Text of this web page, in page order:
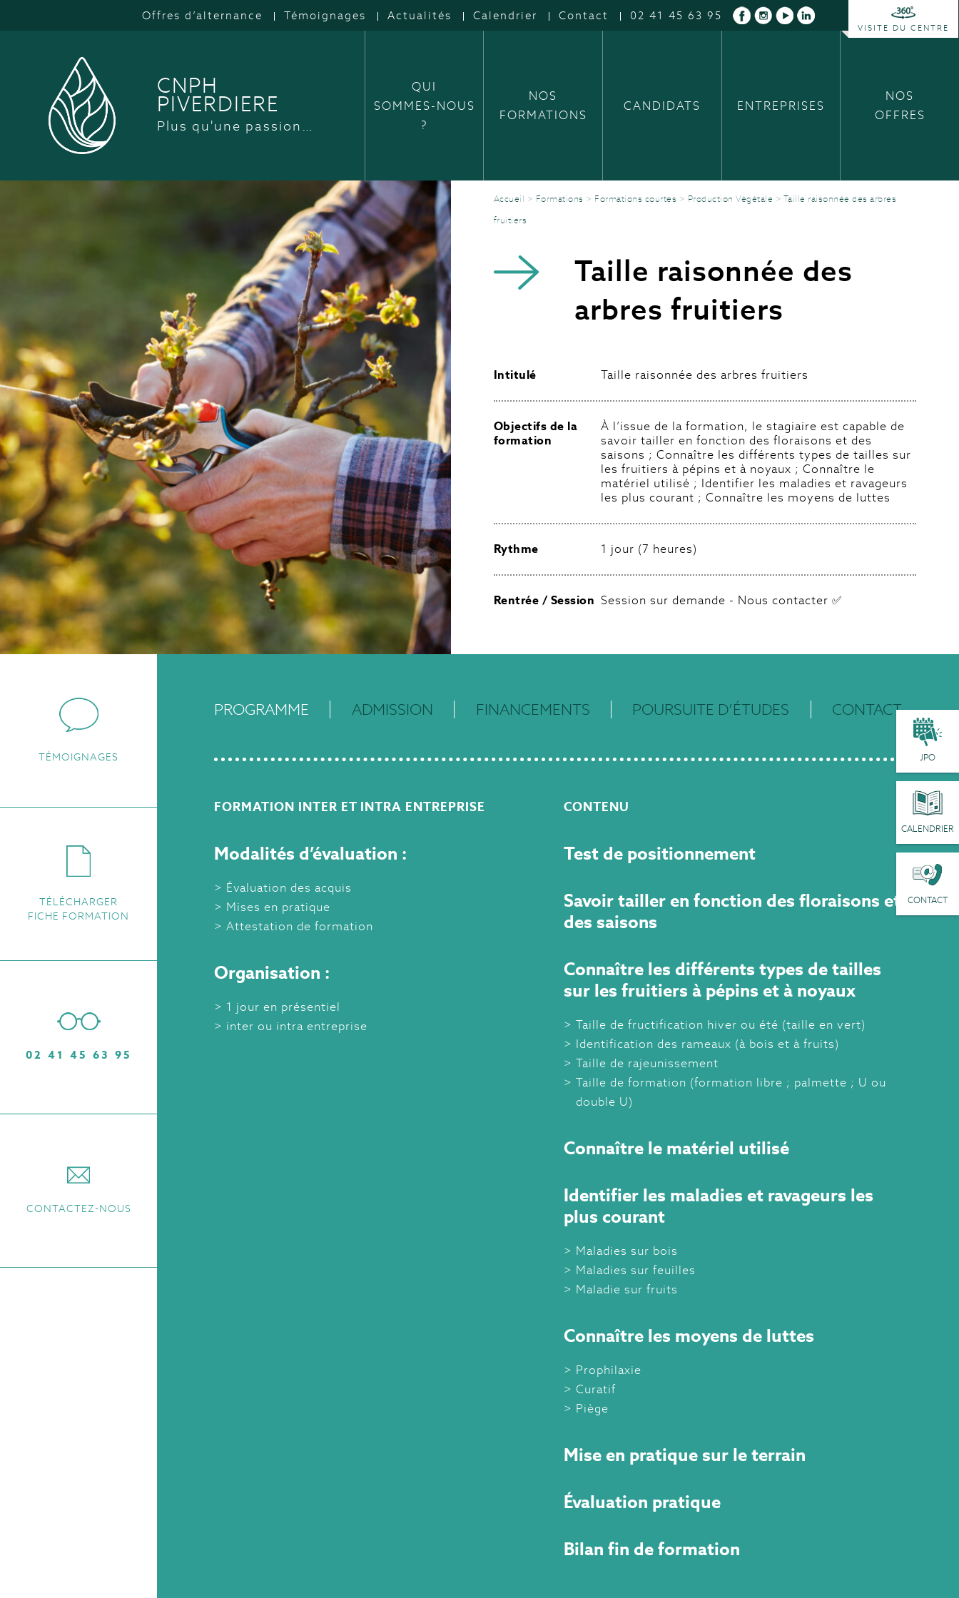
Offres d’alternance Témoignages Actualités Calendrier Contact 02 41 45 63 95
VISITE DU CENTRE
CNPH
PIVERDIERE
Plus qu'une passion…
QUI
SOMMES-NOUS
?
NOS
FORMATIONS
CANDIDATS ENTREPRISES
NOS
OFFRES
JPO
CALENDRIER
CONTACT
Accueil > Formations > Formations courtes > Production Végétale > Taille raisonnée des arbres
fruitiers
Taille raisonnée des
arbres fruitiers
Intitulé Taille raisonnée des arbres fruitiers
Objectifs de la
formation
À l’issue de la formation, le stagiaire est capable de
savoir tailler en fonction des floraisons et des
saisons ; Connaître les différents types de tailles sur
les fruitiers à pépins et à noyaux ; Connaître le
matériel utilisé ; Identifier les maladies et ravageurs
les plus courant ; Connaître les moyens de luttes
Rythme 1 jour (7 heures)
Rentrée / Session Session sur demande - Nous contacter ✅
TÉMOIGNAGES
TÉLÉCHARGER
FICHE FORMATION
02 41 45 63 95
CONTACTEZ-NOUS
PROGRAMME ADMISSION FINANCEMENTS POURSUITE D’ÉTUDES CONTACT
FORMATION INTER ET INTRA ENTREPRISE
Modalités d’évaluation :
Évaluation des acquis
Mises en pratique
Attestation de formation
Organisation :
1 jour en présentiel
inter ou intra entreprise
CONTENU
Test de positionnement
Savoir tailler en fonction des floraisons et
des saisons
Connaître les différents types de tailles
sur les fruitiers à pépins et à noyaux
Taille de fructification hiver ou été (taille en vert)
Identification des rameaux (à bois et à fruits)
Taille de rajeunissement
Taille de formation (formation libre ; palmette ; U ou
double U)
Connaître le matériel utilisé
Identifier les maladies et ravageurs les
plus courant
Maladies sur bois
Maladies sur feuilles
Maladie sur fruits
Connaître les moyens de luttes
Prophilaxie
Curatif
Piège
Mise en pratique sur le terrain
Évaluation pratique
Bilan fin de formation